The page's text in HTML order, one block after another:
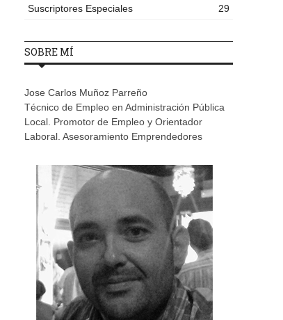
Suscriptores Especiales
29
SOBRE MÍ
Jose Carlos Muñoz Parreño
Técnico de Empleo en Administración Pública
Local. Promotor de Empleo y Orientador
Laboral. Asesoramiento Emprendedores